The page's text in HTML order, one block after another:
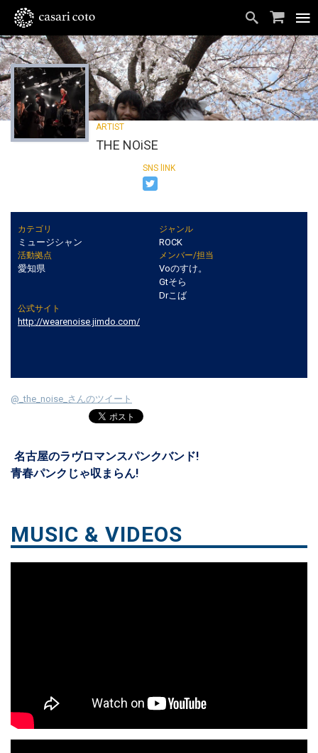
THE NOiSE
カテゴリ
ミュージシャン
ジャンル
ROCK
活動拠点
愛知県
メンバー/担当
Voのすけ。
Gtそら
Drこば
公式サイト
http://wearenoise.jimdo.com/
@_the_noise_さんのツイート
名古屋のラヴロマンスパンクバンド!
青春パンクじゃ収まらん!
MUSIC & VIDEOS